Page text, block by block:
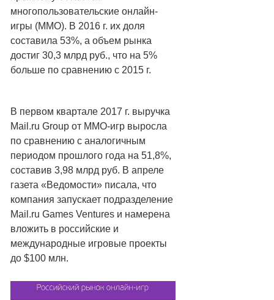
многопользовательские онлайн-
игры (ММО). В 2016 г. их доля
составила 53%, а объем рынка
достиг 30,3 млрд руб., что на 5%
больше по сравнению с 2015 г.
В первом квартале 2017 г. выручка
Mail.ru Group от MMO-игр выросла
по сравнению с аналогичным
периодом прошлого года на 51,8%,
составив 3,98 млрд руб. В апреле
газета «Ведомости» писала, что
компания запускает подразделение
Mail.ru Games Ventures и намерена
вложить в российские и
международные игровые проекты
до $100 млн.